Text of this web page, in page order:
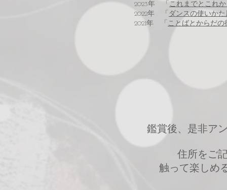
2023年 「 これまでとこれ
2022年 「 ダンスの使いかた
2021年 「 ことばとからだの
鑑賞後、是非ア
住所をご
触って楽しめ